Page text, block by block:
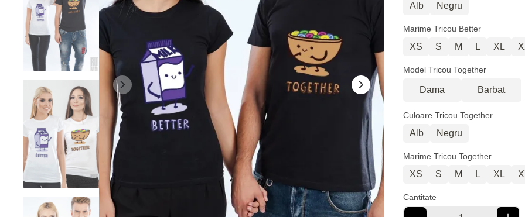
Alb Negru
Marime Tricou Better
XS S M L XL
Model Tricou Together
Dama Barbat
Culoare Tricou Together
Alb Negru
Marime Tricou Together
XS S M L XL
Cantitate